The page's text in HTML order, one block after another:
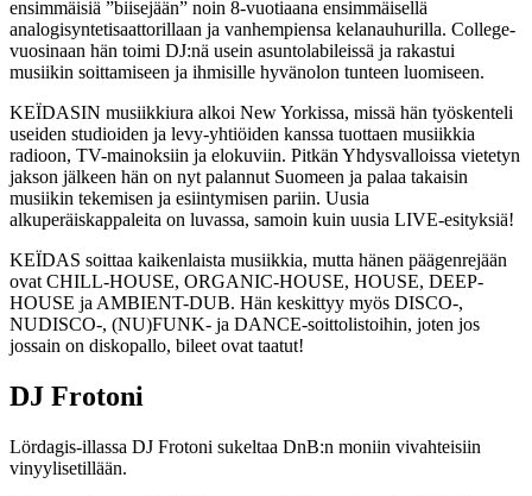
ensimmäisiä ”biisejään” noin 8-vuotiaana ensimmäisellä
analogisyntetisaattorillaan ja vanhempiensa kelanauhurilla. College-
vuosinaan hän toimi DJ:nä usein asuntolabileissä ja rakastui
musiikin soittamiseen ja ihmisille hyvänolon tunteen luomiseen.
KEÏDASIN musiikkiura alkoi New Yorkissa, missä hän työskenteli
useiden studioiden ja levy-yhtiöiden kanssa tuottaen musiikkia
radioon, TV-mainoksiin ja elokuviin. Pitkän Yhdysvalloissa vietetyn
jakson jälkeen hän on nyt palannut Suomeen ja palaa takaisin
musiikin tekemisen ja esiintymisen pariin. Uusia
alkuperäiskappaleita on luvassa, samoin kuin uusia LIVE-esityksiä!
KEÏDAS soittaa kaikenlaista musiikkia, mutta hänen päägenrejään
ovat CHILL-HOUSE, ORGANIC-HOUSE, HOUSE, DEEP-
HOUSE ja AMBIENT-DUB. Hän keskittyy myös DISCO-,
NUDISCO-, (NU)FUNK- ja DANCE-soittolistoihin, joten jos
jossain on diskopallo, bileet ovat taatut!
DJ Frotoni
Lördagis-illassa DJ Frotoni sukeltaa DnB:n moniin vivahteisiin
vinyylisetillään.